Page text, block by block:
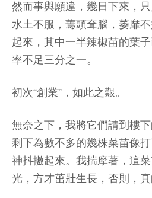
然而事與願違，幾日下來，
水土不服，蔫頭耷腦，萎靡
起來，其中一半辣椒苗的葉
率不足三分之一。
初次“創業”，如此之艱。
無奈之下，我將它們請到樓
剩下為數不多的幾株菜苗像
神抖擻起來。我揣摩著，這
光，方才茁壯生長，否則，真